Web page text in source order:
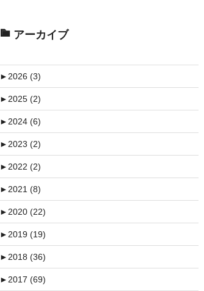
アーカイブ
►2026 (3)
►2025 (2)
►2024 (6)
►2023 (2)
►2022 (2)
►2021 (8)
►2020 (22)
►2019 (19)
►2018 (36)
►2017 (69)